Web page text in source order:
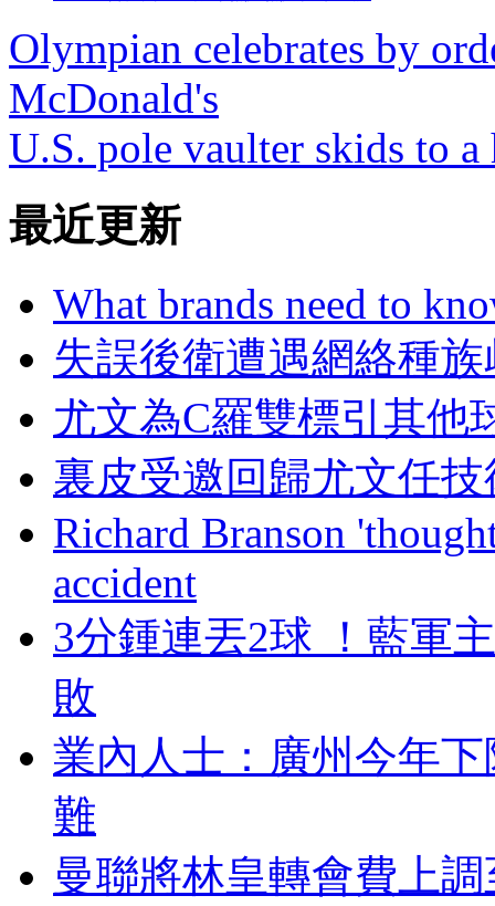
Olympian celebrates by
McDonald's
U.S. pole vaulter skids to
最近更新
What brands need to
失誤後衛遭遇網絡種
尤文為C羅雙標引其他
裏皮受邀回歸尤文任
Richard Branson
accident
3分鍾連丟2球 ！藍
敗
業內人士：廣州今
難
曼聯將林皇轉會費上